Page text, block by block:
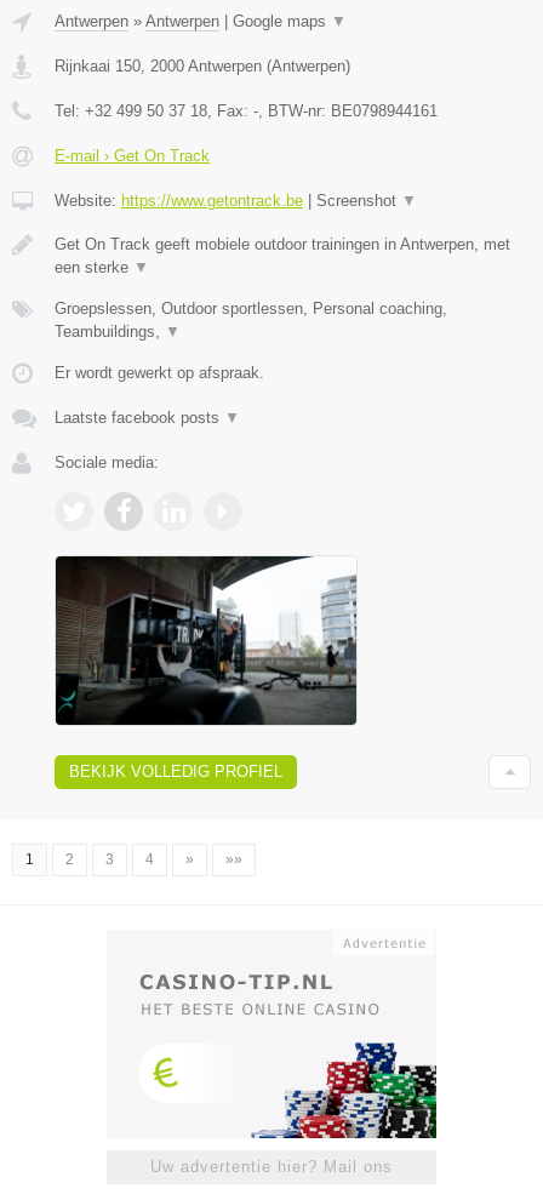
Antwerpen » Antwerpen Google maps ▼
Rijnkaai 150, 2000 Antwerpen (Antwerpen)
Tel: +32 499 50 37 18, Fax: -, BTW-nr: BE0798944161
E-mail › Get On Track
Website: https://www.getontrack.be Screenshot ▼
Get On Track geeft mobiele outdoor trainingen in Antwerpen, met
een sterke ▼
Groepslessen, Outdoor sportlessen, Personal coaching,
Teambuildings, ▼
Er wordt gewerkt op afspraak.
Laatste facebook posts ▼
Sociale media:
BEKIJK VOLLEDIG PROFIEL
1 2 3 4 » »»
Uw advertentie hier? Mail ons